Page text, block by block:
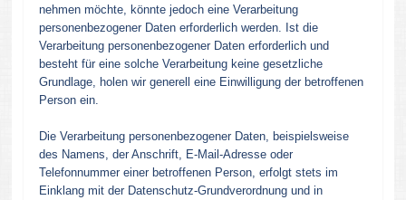
nehmen möchte, könnte jedoch eine Verarbeitung
personenbezogener Daten erforderlich werden. Ist die
Verarbeitung personenbezogener Daten erforderlich und
besteht für eine solche Verarbeitung keine gesetzliche
Grundlage, holen wir generell eine Einwilligung der betroffenen
Person ein.
Die Verarbeitung personenbezogener Daten, beispielsweise
des Namens, der Anschrift, E-Mail-Adresse oder
Telefonnummer einer betroffenen Person, erfolgt stets im
Einklang mit der Datenschutz-Grundverordnung und in